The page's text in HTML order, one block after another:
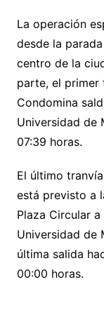
La operación
desde la
centro de la
parte, el primer
Condomina
Universidad de
07:39 horas.
El último
está previsto a
Plaza Circular
Universidad de
última salida
00:00 horas.